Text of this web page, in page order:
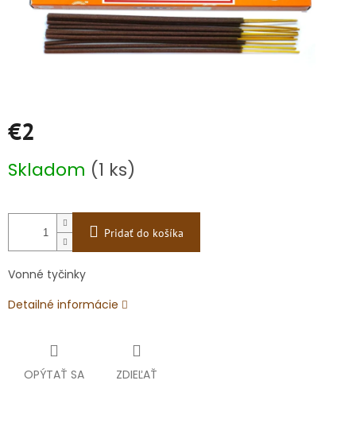
€2
cena:
Skladom (1 ks)
Pridať do košíka
Vonné tyčinky
Detailné informácie
OPÝTAŤ SA ZDIEĽAŤ